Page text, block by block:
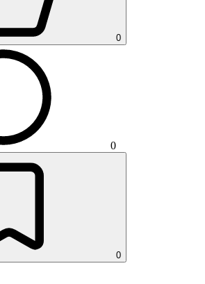
0
0
0